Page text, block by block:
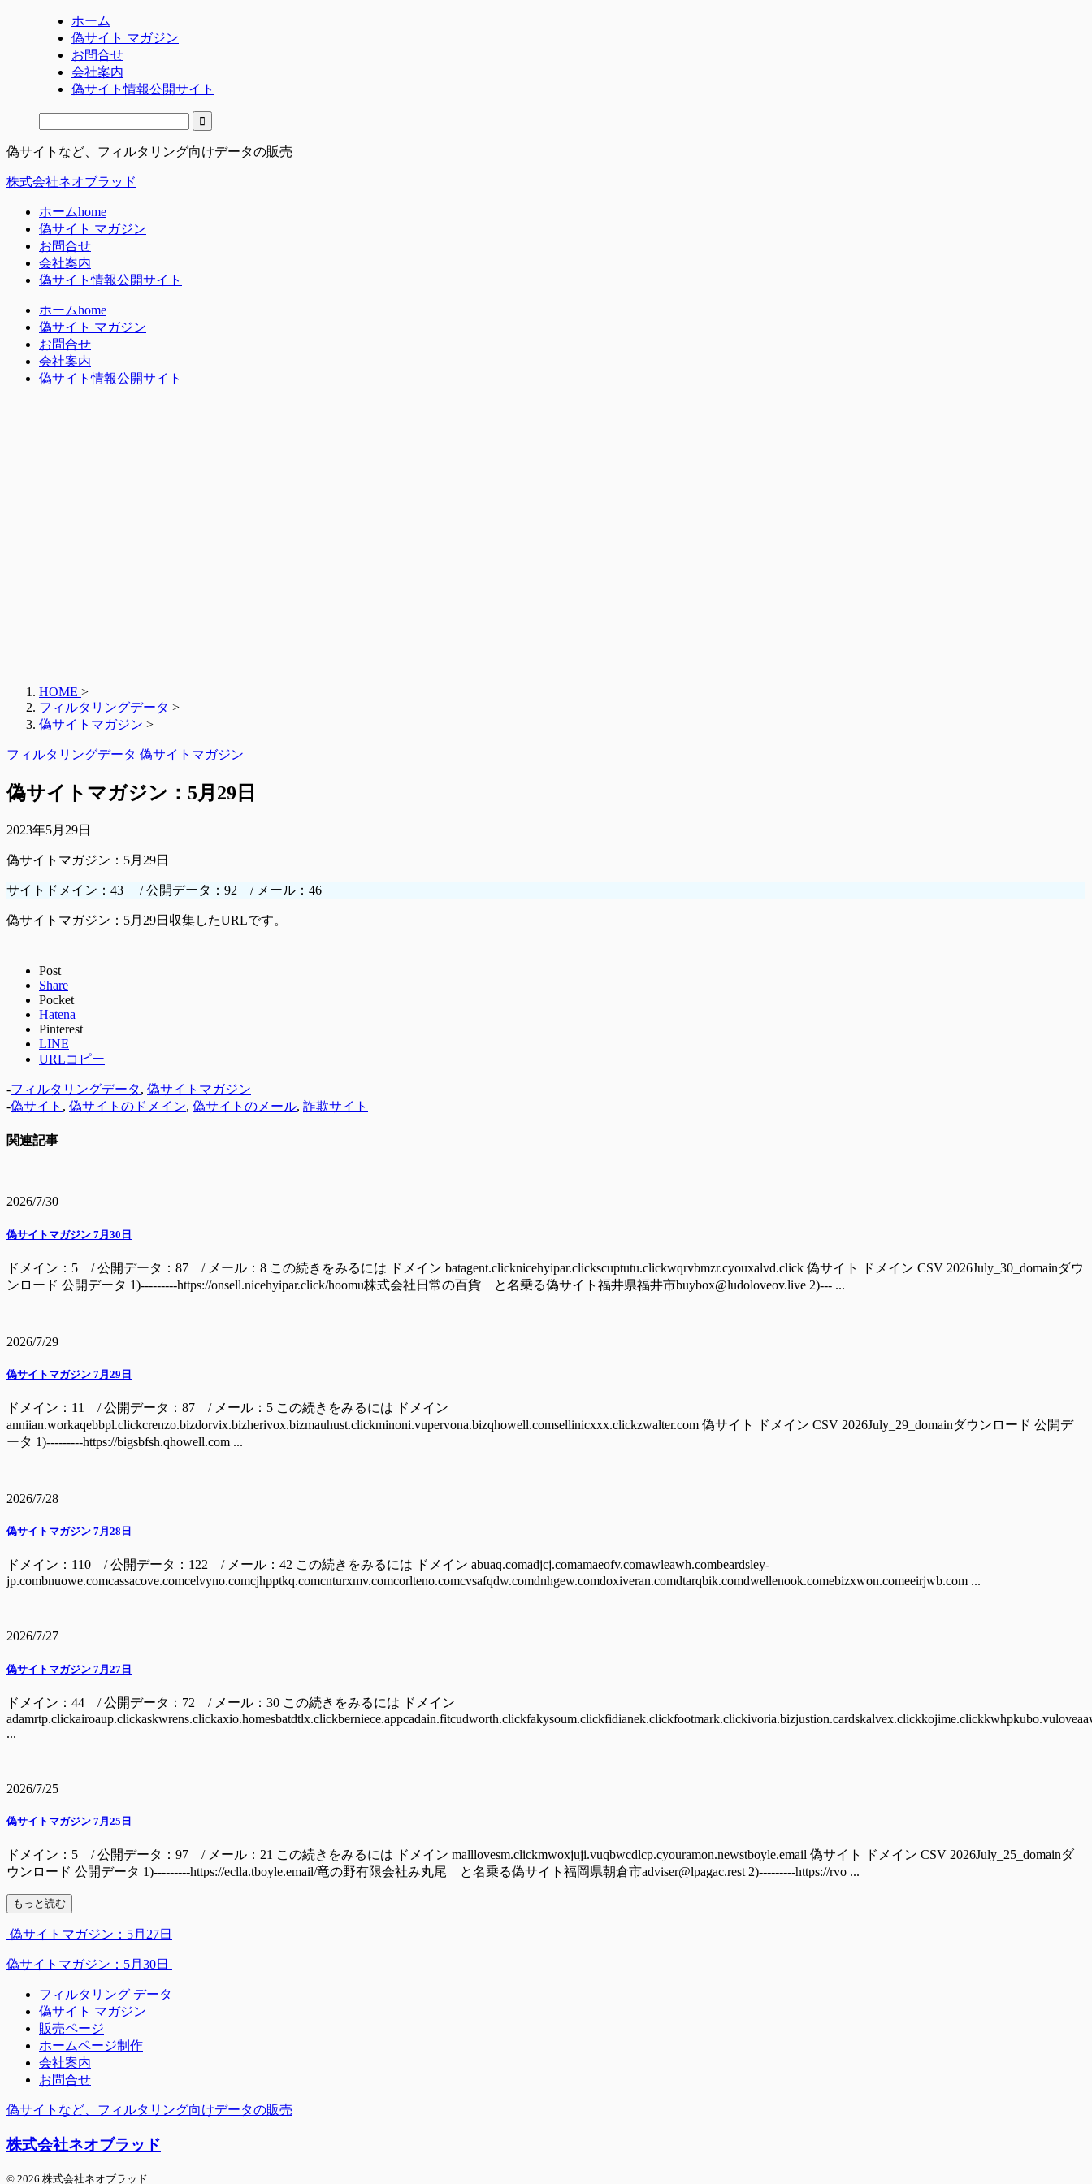
ホーム
偽サイト マガジン
お問合せ
会社案内
偽サイト情報公開サイト
偽サイトなど、フィルタリング向けデータの販売
株式会社ネオブラッド
ホームhome
偽サイト マガジン
お問合せ
会社案内
偽サイト情報公開サイト
ホームhome
偽サイト マガジン
お問合せ
会社案内
偽サイト情報公開サイト
HOME >
フィルタリングデータ >
偽サイトマガジン >
フィルタリングデータ 偽サイトマガジン
偽サイトマガジン：5月29日
2023年5月29日
偽サイトマガジン：5月29日
サイトドメイン：43 / 公開データ：92 / メール：46
偽サイトマガジン：5月29日収集したURLです。
Post
Share
Pocket
Hatena
Pinterest
LINE
URLコピー
-フィルタリングデータ, 偽サイトマガジン
-偽サイト , 偽サイトのドメイン, 偽サイトのメール, 詐欺サイト
関連記事
2026/7/30
偽サイトマガジン 7月30日
ドメイン：5 / 公開データ：87 / メール：8 この続きをみるには ドメイン batagent.clicknicehyipar.clickscuptutu.clickwqrvbmzr.cyouxalvd.click 偽サイト ドメイン CSV 2026July_30_domainダウ
ンロード 公開データ 1)---------https://onsell.nicehyipar.click/hoomu株式会社日常の百貨 と名乗る偽サイト福井県福井市buybox@ludoloveov.live 2)--- ...
2026/7/29
偽サイトマガジン 7月29日
ドメイン：11 / 公開データ：87 / メール：5 この続きをみるには ドメイン
anniian.workaqebbpl.clickcrenzo.bizdorvix.bizherivox.bizmauhust.clickminoni.vupervona.bizqhowell.comsellinicxxx.clickzwalter.com 偽サイト ドメイン CSV 2026July_29_domainダウンロード 公開デ
ータ 1)---------https://bigsbfsh.qhowell.com ...
2026/7/28
偽サイトマガジン 7月28日
ドメイン：110 / 公開データ：122 / メール：42 この続きをみるには ドメイン abuaq.comadjcj.comamaeofv.comawleawh.combeardsley-
jp.combnuowe.comcassacove.comcelvyno.comcjhpptkq.comcnturxmv.comcorlteno.comcvsafqdw.comdnhgew.comdoxiveran.comdtarqbik.comdwellenook.comebizxwon.comeeirjwb.com ...
2026/7/27
偽サイトマガジン 7月27日
ドメイン：44 / 公開データ：72 / メール：30 この続きをみるには ドメイン
...
2026/7/25
偽サイトマガジン 7月25日
ドメイン：5 / 公開データ：97 / メール：21 この続きをみるには ドメイン malllovesm.clickmwoxjuji.vuqbwcdlcp.cyouramon.newstboyle.email 偽サイト ドメイン CSV 2026July_25_domainダ
ウンロード 公開データ 1)---------https://eclla.tboyle.email/竜の野有限会社み丸尾 と名乗る偽サイト福岡県朝倉市adviser@lpagac.rest 2)---------https://rvo ...
もっと読む
偽サイトマガジン：5月27日
偽サイトマガジン：5月30日
フィルタリング データ
偽サイト マガジン
販売ページ
ホームページ制作
会社案内
お問合せ
偽サイトなど、フィルタリング向けデータの販売
株式会社ネオブラッド
© 2026 株式会社ネオブラッド